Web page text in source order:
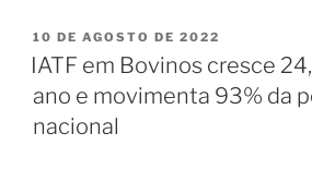
principais
raças
gado
PUBLICADO
EM
10 DE AGOSTO DE 2022
IATF em Bovinos cresce
ano e movimenta 93% da
nacional